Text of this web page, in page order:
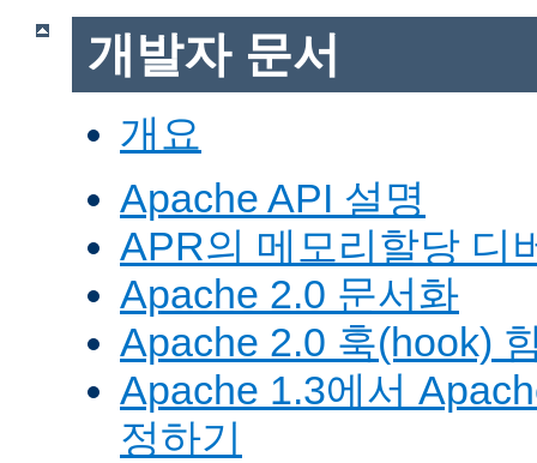
개발자 문서
개요
Apache API 설명
APR의 메모리할당 디
Apache 2.0 문서화
Apache 2.0 훅(hook)
Apache 1.3에서
정하기